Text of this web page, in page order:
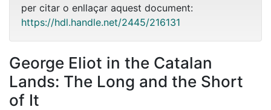
per citar o enllaçar aquest document:
https://hdl.handle.net/2445/216131
George Eliot in the Catalan
Lands: The Long and the Short
of It